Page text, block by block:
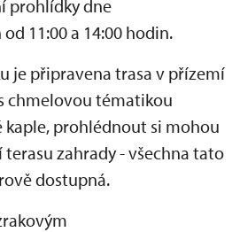
prohlídky dne
od 11:00 a 14:00 hodin.
je připravena trasa v přízemí
chmelovou tématikou
kaple, prohlédnout si mohou
zahrady - všechna tato
dostupná.